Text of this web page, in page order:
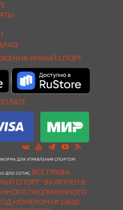
УМНЫЙ СПОРТ
ДЛЯ УПРАВЛЕНИЯ СПОРТОМ
ДПО СОТИС. ВСЕ ПРАВА
СПОРТ " ВКЛЮЧЕН В
ПРОГРАММНОГО
НОМЕРОМ № 23600.